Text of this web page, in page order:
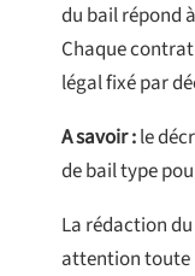
du bail répond
Chaque
légal fixé par
A savoir :le
de bail type
La rédaction
attention toute